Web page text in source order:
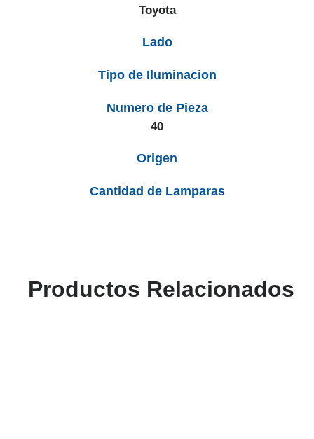
Toyota
Lado
Tipo de Iluminacion
Numero de Pieza
40
Origen
Cantidad de Lamparas
Productos Relacionados